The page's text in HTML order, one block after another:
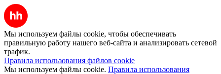
Мы используем файлы cookie, чтобы обеспечивать
правильную работу нашего веб-сайта и анализировать сетевой
трафик.
Правила использования файлов cookie
Мы используем файлы cookie. Правила использования